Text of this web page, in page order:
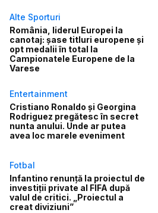
Alte Sporturi
România, liderul Europei la
canotaj: șase titluri europene și
opt medalii în total la
Campionatele Europene de la
Varese
Entertainment
Cristiano Ronaldo și Georgina
Rodriguez pregătesc în secret
nunta anului. Unde ar putea
avea loc marele eveniment
Fotbal
Infantino renunță la proiectul de
investiții private al FIFA după
valul de critici. „Proiectul a
creat diviziuni”